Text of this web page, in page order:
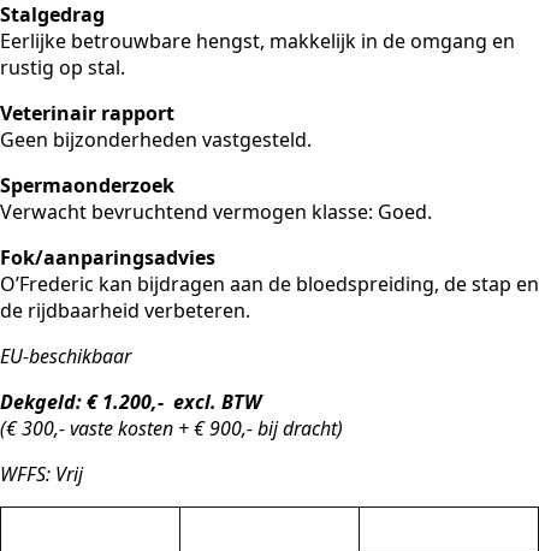
Stalgedrag
Eerlijke betrouwbare hengst, makkelijk in de omgang en
rustig op stal.
Veterinair rapport
Geen bijzonderheden vastgesteld.
Spermaonderzoek
Verwacht bevruchtend vermogen klasse: Goed.
Fok/aanparingsadvies
O’Frederic kan bijdragen aan de bloedspreiding, de stap en
de rijdbaarheid verbeteren.
EU-beschikbaar
Dekgeld: € 1.200,- excl. BTW
(€ 300,- vaste kosten + € 900,- bij dracht)
WFFS: Vrij